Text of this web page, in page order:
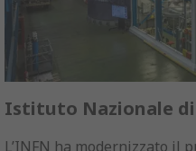
Istituto Nazionale di
L’INFN ha modernizzato il